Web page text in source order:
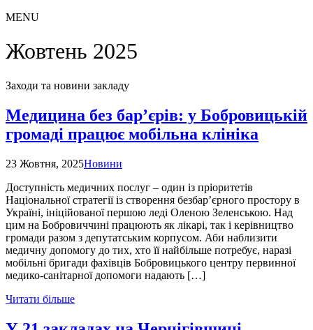
MENU
Жовтень 2025
Заходи та новини закладу
Медицина без бар’єрів: у Бобровицькій
громаді працює мобільна клініка
23 Жовтня, 2025Новини
Доступність медичних послуг – один із пріоритетів
Національної стратегії із створення безбар’єрного простору в
Україні, ініційованої першою леді Оленою Зеленською. Над
цим на Бобровиччині працюють як лікарі, так і керівництво
громади разом з депутатським корпусом. Аби наблизити
медичну допомогу до тих, хто її найбільше потребує, наразі
мобільні бригади фахівців Бобровицького центру первинної
медико-санітарної допомоги надають […]
Читати більше